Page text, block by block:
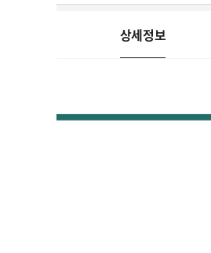
상세정보